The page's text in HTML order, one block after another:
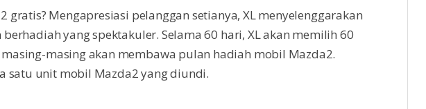
gratis? Mengapresiasi pelanggan setianya, XL menyelenggarakan
yang spektakuler. Selama 60 hari, XL akan memilih 60
masing akan membawa pulan hadiah mobil Mazda2.
satu unit mobil Mazda2 yang diundi.